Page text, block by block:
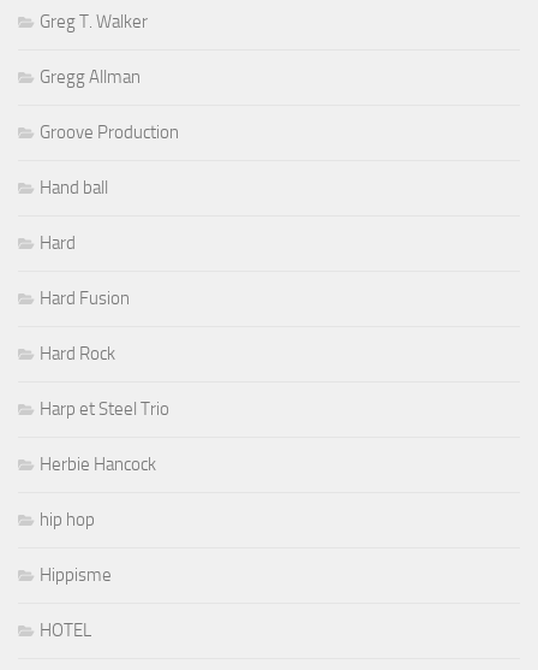
Greg T. Walker
Gregg Allman
Groove Production
Hand ball
Hard
Hard Fusion
Hard Rock
Harp et Steel Trio
Herbie Hancock
hip hop
Hippisme
HOTEL